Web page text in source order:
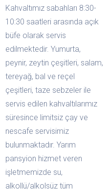
Kahvaltımız sabahları 8:30-
10:30 saatleri arasında açık
büfe olarak servis
edilmektedir. Yumurta,
peynir, zeytin çeşitleri, salam,
tereyağ, bal ve reçel
çeşitleri, taze sebzeler ile
servis edilen kahvaltılarımız
süresince limitsiz çay ve
nescafe servisimiz
bulunmaktadır. Yarım
pansyion hizmet veren
işletmemizde su,
alkollü/alkolsüz tüm